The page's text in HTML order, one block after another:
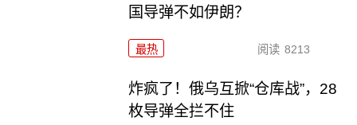
国导弹不如伊朗？
最热 阅读 8213
炸疯了！俄乌互掀“仓库战”，28
枚导弹全拦不住